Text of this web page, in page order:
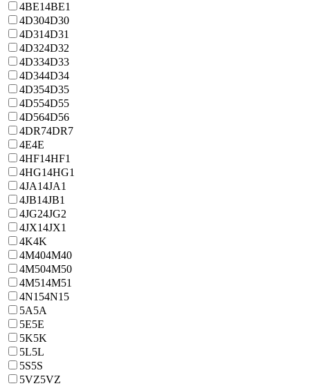
4BE14BE1
4D304D30
4D314D31
4D324D32
4D334D33
4D344D34
4D354D35
4D554D55
4D564D56
4DR74DR7
4E4E
4HF14HF1
4HG14HG1
4JA14JA1
4JB14JB1
4JG24JG2
4JX14JX1
4K4K
4M404M40
4M504M50
4M514M51
4N154N15
5A5A
5E5E
5K5K
5L5L
5S5S
5VZ5VZ